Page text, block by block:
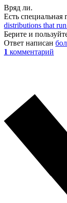
Вряд ли.
Есть специальная
distributions that
Берите и
Ответ написан
1 комментарий